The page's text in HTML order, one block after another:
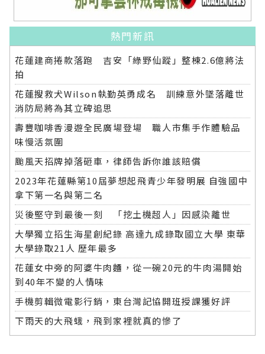
熱門新訊
花蓮建商捲款落跑 吉安「綠野仙蹤」整棟2.6億將法
拍
花蓮搜救犬Wilson執勤英勇成名 訓練意外墜落離世
消防局將為其立碑追思
壽豐咖啡香漫遊全民廣場登場 職人市集手作體驗品
味慢活氛圍
颱風天招牌掉落砸車，律師告訴你誰該賠償
2023年花蓮縣第10屆夢想起飛青少年發明展 自強國中
拿下第一名與第二名
災後堅守到最後一刻 「挖土機超人」因感染離世
大學獨立招生海星創紀錄 高達九成錄取國立大學 東華
大學錄取21人 歷年最多
花蓮女中旁的阿婆牛肉麵，從一碗20元的牛肉湯開始
到40年不變的人情味
手機剪輯微電影行銷，東台灣記協開班授課獲好評
下雨天的大飛蛾，飛到家裡就真的慘了